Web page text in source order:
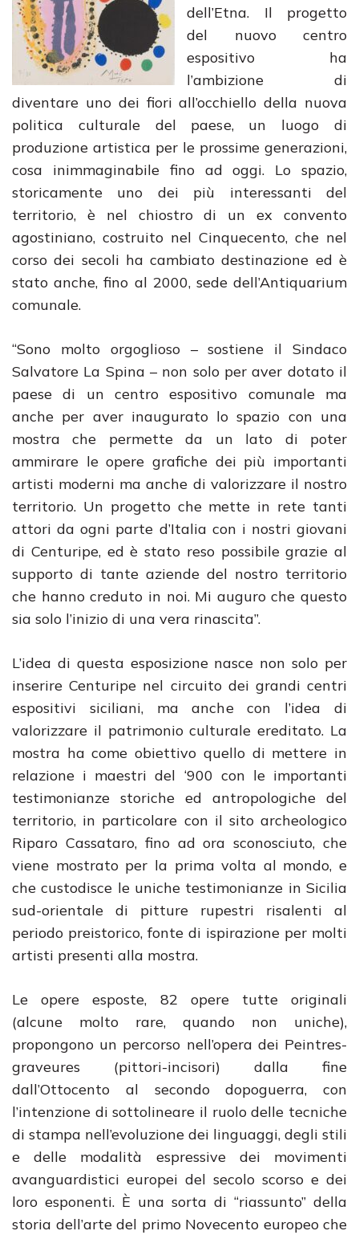
dell’Etna. Il progetto
del nuovo centro
espositivo ha
l’ambizione di
diventare uno dei fiori all’occhiello della nuova
politica culturale del paese, un luogo di
produzione artistica per le prossime generazioni,
cosa inimmaginabile fino ad oggi. Lo spazio,
storicamente uno dei più interessanti del
territorio, è nel chiostro di un ex convento
agostiniano, costruito nel Cinquecento, che nel
corso dei secoli ha cambiato destinazione ed è
stato anche, fino al 2000, sede dell’Antiquarium
comunale.
“Sono molto orgoglioso – sostiene il Sindaco
Salvatore La Spina – non solo per aver dotato il
paese di un centro espositivo comunale ma
anche per aver inaugurato lo spazio con una
mostra che permette da un lato di poter
ammirare le opere grafiche dei più importanti
artisti moderni ma anche di valorizzare il nostro
territorio. Un progetto che mette in rete tanti
attori da ogni parte d’Italia con i nostri giovani
di Centuripe, ed è stato reso possibile grazie al
supporto di tante aziende del nostro territorio
che hanno creduto in noi. Mi auguro che questo
sia solo l’inizio di una vera rinascita”.
L’idea di questa esposizione nasce non solo per
inserire Centuripe nel circuito dei grandi centri
espositivi siciliani, ma anche con l’idea di
valorizzare il patrimonio culturale ereditato. La
mostra ha come obiettivo quello di mettere in
relazione i maestri del ‘900 con le importanti
testimonianze storiche ed antropologiche del
territorio, in particolare con il sito archeologico
Riparo Cassataro, fino ad ora sconosciuto, che
viene mostrato per la prima volta al mondo, e
che custodisce le uniche testimonianze in Sicilia
sud-orientale di pitture rupestri risalenti al
periodo preistorico, fonte di ispirazione per molti
artisti presenti alla mostra.
Le opere esposte, 82 opere tutte originali
(alcune molto rare, quando non uniche),
propongono un percorso nell’opera dei Peintres-
graveures (pittori-incisori) dalla fine
dall’Ottocento al secondo dopoguerra, con
l’intenzione di sottolineare il ruolo delle tecniche
di stampa nell’evoluzione dei linguaggi, degli stili
e delle modalità espressive dei movimenti
avanguardistici europei del secolo scorso e dei
loro esponenti. È una sorta di “riassunto” della
storia dell’arte del primo Novecento europeo che